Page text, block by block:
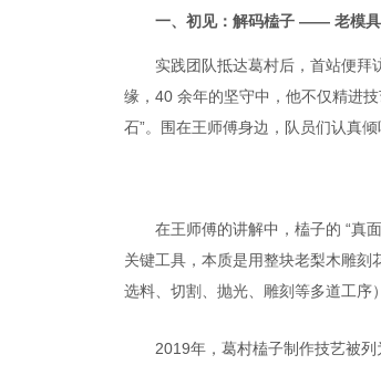
一、初见：解码榼子 —— 老模
实践团队抵达葛村后，首站便
缘，40 余年的坚守中，他不仅精进
石”。围在王师傅身边，队员们认真
在王师傅的讲解中，榼子的 “真
关键工具，本质是用整块老梨木雕
选料、切割、抛光、雕刻等多道工序
2019年，葛村榼子制作技艺被